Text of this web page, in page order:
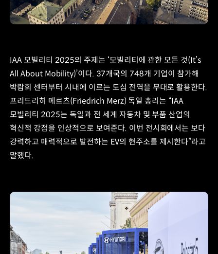
IAA 모빌리티 2025의 주제는 ‘모빌리티에 관한 모든 것(It’s
All About Mobility)’이다. 37개국의 748개 기업이 참가해
박람회 센터부터 시내에 이르는 도심 전역을 무대로 활용한다.
프리드리히 메르츠(Friedrich Merz) 독일 총리는 “IAA
모빌리티 2025는 독일과 전 세계 자동차 및 부품 산업의
혁신적 강점을 인상적으로 보여준다. 이번 전시회에서는 보다
강력하고 매력적으로 발전하는 EV의 현주소를 제시한다”라고
말했다.